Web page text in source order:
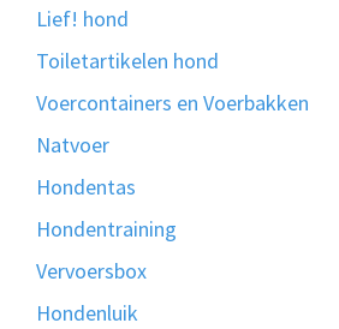
Lief! hond
Toiletartikelen hond
Voercontainers en Voerbakken
Natvoer
Hondentas
Hondentraining
Vervoersbox
Hondenluik